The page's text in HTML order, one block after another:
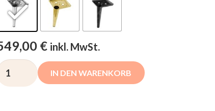
€ inkl. MwSt.
IN DEN WARENKORB